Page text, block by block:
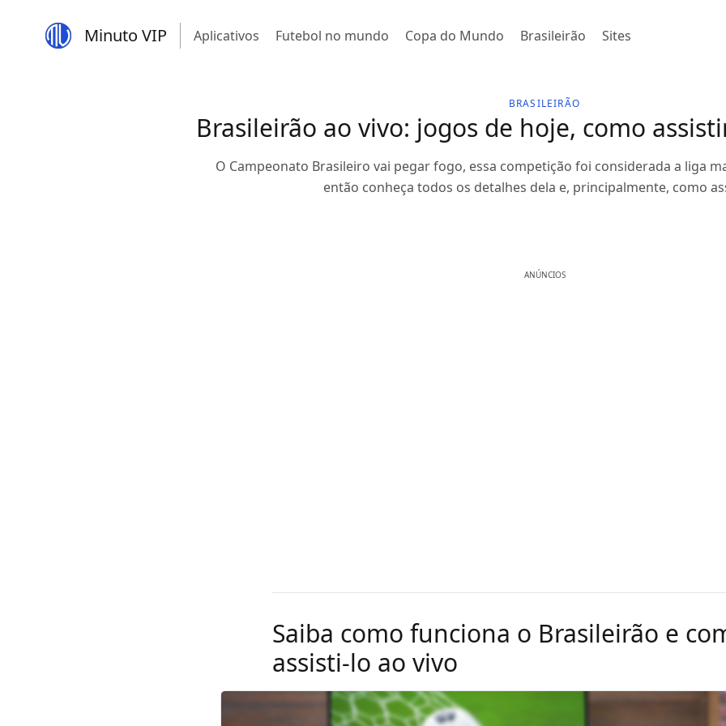
Minuto VIP Aplicativos Futebol no mundo Copa do Mundo Brasileirão Sites
BRASILEIRÃO
Brasileirão ao vivo: jogos de hoje, como
O Campeonato Brasileiro vai pegar fogo, essa competição foi considerada a liga
então conheça todos os detalhes dela e, principalmente, como
ANÚNCIOS
Saiba como funciona o Brasileirão e
assisti-lo ao vivo